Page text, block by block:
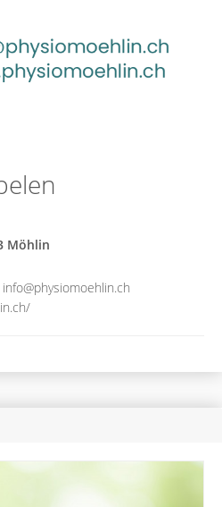
Möhlin
info@physiomoehlin.ch